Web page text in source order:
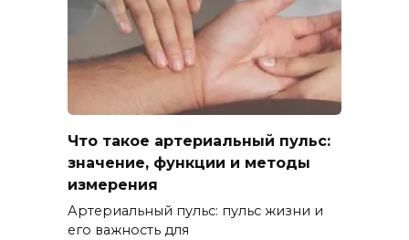
Что такое артериальный пульс:
значение, функции и методы
измерения
Артериальный пульс: пульс жизни и
его важность для